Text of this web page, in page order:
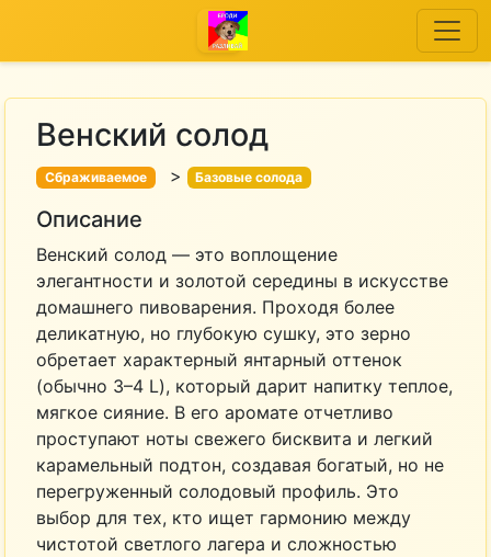
Венский солод
Сбраживаемое > Базовые солода
Описание
Венский солод — это воплощение
элегантности и золотой середины в искусстве
домашнего пивоварения. Проходя более
деликатную, но глубокую сушку, это зерно
обретает характерный янтарный оттенок
(обычно 3–4 L), который дарит напитку теплое,
мягкое сияние. В его аромате отчетливо
проступают ноты свежего бисквита и легкий
карамельный подтон, создавая богатый, но не
перегруженный солодовый профиль. Это
выбор для тех, кто ищет гармонию между
чистотой светлого лагера и сложностью